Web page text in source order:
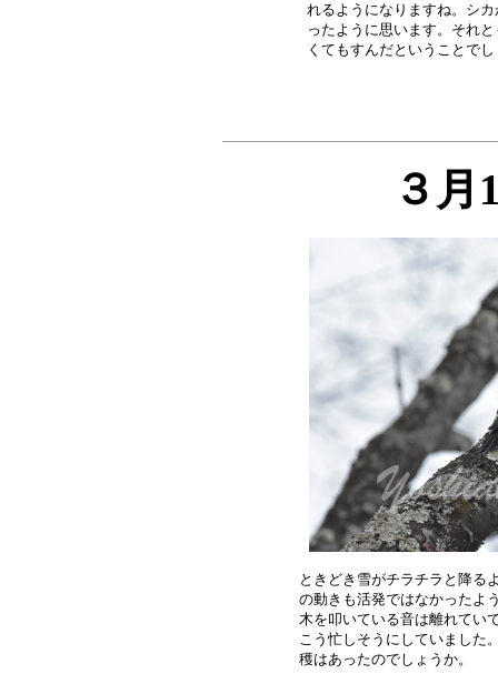
れるようになりますね。シ
ったように思います。それ
３月
ときどき雪がチラチラと降る
の動きも活発ではなかったよ
木を叩いている音は離れてい
こう忙しそうにしていました